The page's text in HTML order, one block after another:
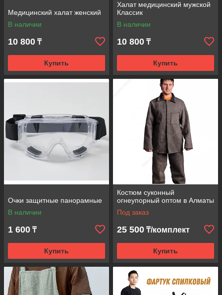
Медицинский халат женский
В наличии
10 800 ₸
Купить
Халат медицинский мужской
Классик
В наличии
10 800 ₸
Купить
Очки защитные панорамные
В наличии
1 600 ₸
Купить
Костюм суконный
огнеупорный оптом в Алматы
Под заказ
25 500 ₸/комплект
Купить